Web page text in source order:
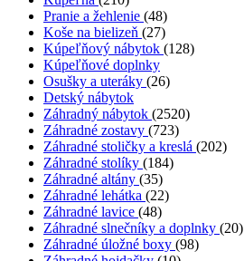
Pranie a žehlenie (48)
Koše na bielizeň (27)
Kúpeľňový nábytok (128)
Kúpeľňové doplnky
Osušky a uteráky (26)
Detský nábytok
Záhradný nábytok (2520)
Záhradné zostavy (723)
Záhradné stoličky a kreslá (202)
Záhradné stolíky (184)
Záhradné altány (35)
Záhradné lehátka (22)
Záhradné lavice (48)
Záhradné slnečníky a doplnky (20)
Záhradné úložné boxy (98)